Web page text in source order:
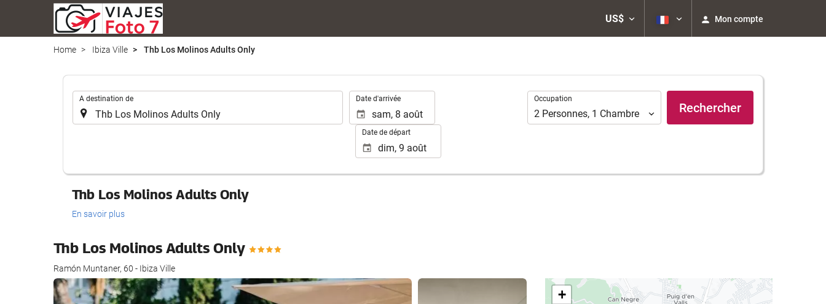
US$ Mon compte
Home Ibiza Ville Thb Los Molinos Adults Only
A destination de Date d'arrivée
Date de départ
Occupation
Occupation
2 Personnes, 1 Chambre Rechercher
Thb Los Molinos Adults Only
En savoir plus
Thb Los Molinos Adults Only
Ramón Muntaner, 60 - Ibiza Ville
+